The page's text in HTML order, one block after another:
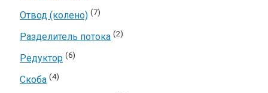
Отвод (колено) (7)
Разделитель потока (2)
Редуктор (6)
Скоба (4)